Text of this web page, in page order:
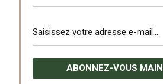
Photos du match U15 lors du 80 eme
Lire la suite ...